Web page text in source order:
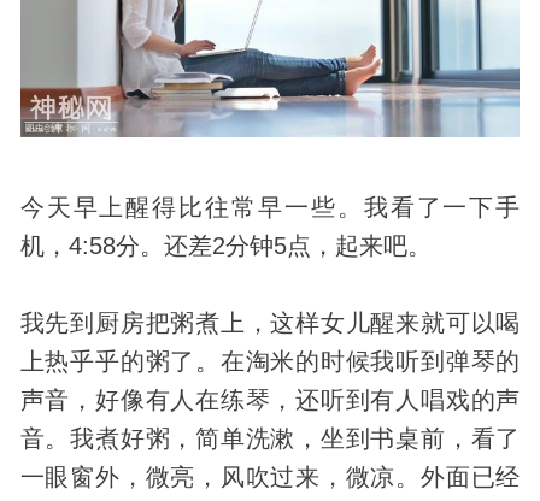
今天早上醒得比往常早一些。我看了一下手
机，4:58分。还差2分钟5点，起来吧。
我先到厨房把粥煮上，这样女儿醒来就可以喝
上热乎乎的粥了。在淘米的时候我听到弹琴的
声音，好像有人在练琴，还听到有人唱戏的声
音。我煮好粥，简单洗漱，坐到书桌前，看了
一眼窗外，微亮，风吹过来，微凉。外面已经